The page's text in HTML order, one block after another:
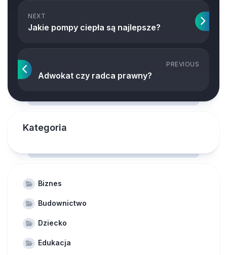
NEXT
Jakie pompy ciepła są najlepsze?
PREVIOUS
Adwokat czy radca prawny?
Kategoria
Biznes
Budownictwo
Dziecko
Edukacja